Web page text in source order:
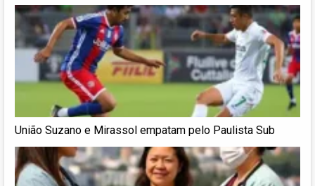
União Suzano e Mirassol empatam pelo Paulista Sub